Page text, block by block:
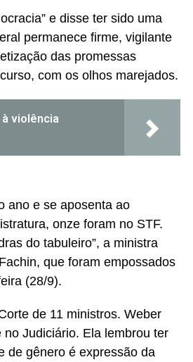
e disse ter sido uma
permanece firme, vigilante
das promessas
com os olhos marejados.
violência
ano e se aposenta ao
onze foram no STF.
do tabuleiro”, a ministra
que foram empossados
(28/9).
de 11 ministros. Weber
Judiciário. Ela lembrou ter
de gênero é expressão da